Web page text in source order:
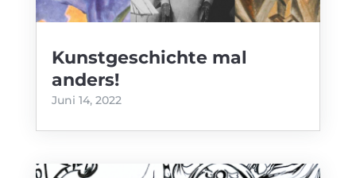
Kunstgeschichte mal
anders!
Juni 14, 2022